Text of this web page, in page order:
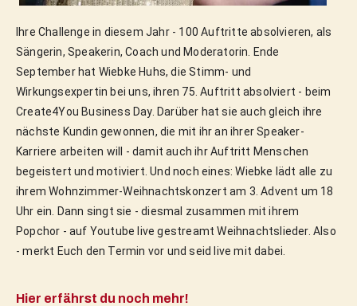
Ihre Challenge in diesem Jahr - 100 Auftritte absolvieren, als
Sängerin, Speakerin, Coach und Moderatorin. Ende
September hat Wiebke Huhs, die Stimm- und
Wirkungsexpertin bei uns, ihren 75. Auftritt absolviert - beim
Create4You Business Day. Darüber hat sie auch gleich ihre
nächste Kundin gewonnen, die mit ihr an ihrer Speaker-
Karriere arbeiten will - damit auch ihr Auftritt Menschen
begeistert und motiviert. Und noch eines: Wiebke lädt alle zu
ihrem Wohnzimmer-Weihnachtskonzert am 3. Advent um 18
Uhr ein. Dann singt sie - diesmal zusammen mit ihrem
Popchor - auf Youtube live gestreamt Weihnachtslieder. Also
- merkt Euch den Termin vor und seid live mit dabei.
Hier erfährst du noch mehr!